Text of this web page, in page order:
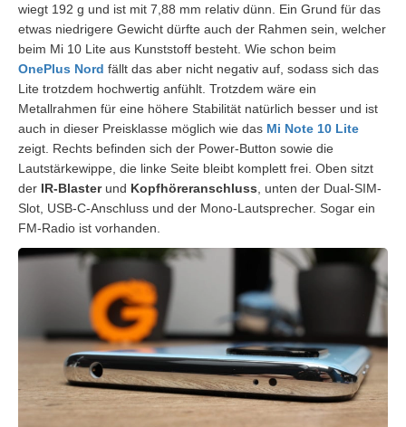
wiegt 192 g und ist mit 7,88 mm relativ dünn. Ein Grund für das
etwas niedrigere Gewicht dürfte auch der Rahmen sein, welcher
beim Mi 10 Lite aus Kunststoff besteht. Wie schon beim
OnePlus Nord fällt das aber nicht negativ auf, sodass sich das
Lite trotzdem hochwertig anfühlt. Trotzdem wäre ein
Metallrahmen für eine höhere Stabilität natürlich besser und ist
auch in dieser Preisklasse möglich wie das Mi Note 10 Lite
zeigt. Rechts befinden sich der Power-Button sowie die
Lautstärkewippe, die linke Seite bleibt komplett frei. Oben sitzt
der IR-Blasterund Kopfhöreranschluss , unten der Dual-SIM-
Slot, USB-C-Anschluss und der Mono-Lautsprecher. Sogar ein
FM-Radio ist vorhanden.